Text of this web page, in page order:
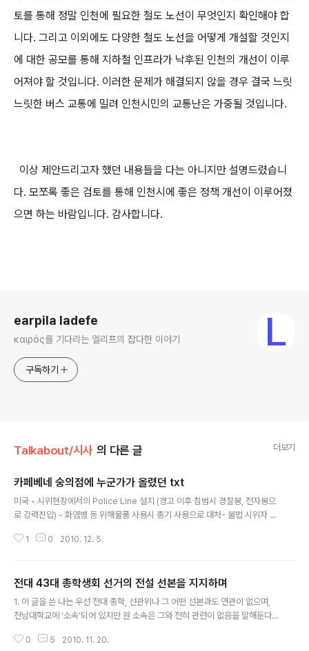
토를 통해 정말 인천에 필요한 철도 노선이 무엇인지 확인해야 합
니다. 그리고 이외에도 다양한 철도 노선을 어떻게 개설할 것인지
에 대한 공모를 통해 지하철 인프라가 낙후된 인천의 개선이 이루
어져야 할 것입니다. 이러한 문제가 해결되지 않을 경우 결국 느릿
느릿한 버스 교통에 밀려 인천시민의 교통난은 가중될 것입니다.
이상 제안드리고자 했던 내용들을 다는 아니지만 설명드렸습니
다. 모쪼록 좋은 검토를 통해 인천시에 좋은 정책 개선이 이루어졌
으면 하는 바람입니다. 감사합니다.
earpila ladefe
καιρός를 기다리는 엘리프의 잡다한 이야기
구독하기
Talkabout/시사 의 다른 글 더보기
카페베네 숭의점에 누군가가 올렸던 txt
미국 - 시위현장에서의 Police Line 설치 (경고 이후 침범시 경찰봉, 전자봉으
로 강력진압) - 화염병 등 위해물품 사용시 총기 사용으로 대처- 불법 시위자 체
로 진압 불가시 주지사 명령으로 주 방위군 소집 해산- 각 주마다 법률이 달라
집회시위는, 시민의 불편을 우려하여 엄격한 기준에 의하여 사실상 허가제의 형
태로 운영되고 있음. - 워싱턴 DC의 형사법 9조에 따르면, 백악관, 의사당, 대
법원 등 공공건물 주위에서의 집회는 50~500피트이내 금지하며, 조례 제70..
1 0 2010. 12. 5.
전대 43대 총학생회 선거의 전설 선본을 지지하며
1. 이 글을 쓴 나는 우선 전대 총학, 선관위나 그 어떤 선본과도 연관이 없으며,
전남대학교에 '소속'되어 있지만 원 소속은 그와 전혀 관련이 없음을 말해둔다.
유는, 전대 학생회 선거가 가지고 있는 상징적인 의미에 대하여 관심이 있기 때
0 5 2010. 11. 20.